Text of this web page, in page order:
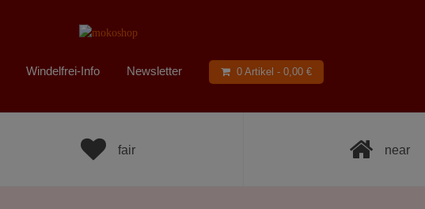
Windelfrei-Info Newsletter 0 Artikel - 0,00 €
fair near